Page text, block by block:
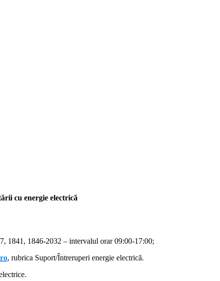
cu energie electrică
1841, 1846-2032 – intervalul orar 09:00-17:00;
, rubrica Suport/Întreruperi energie electrică.